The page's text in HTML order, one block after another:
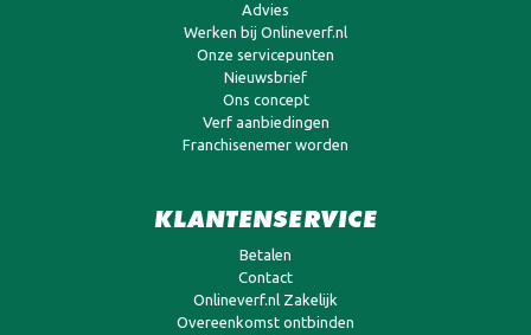
Advies
Werken bij Onlineverf.nl
Onze servicepunten
Nieuwsbrief
Ons concept
Verf aanbiedingen
Franchisenemer worden
KLANTENSERVICE
Betalen
Contact
Onlineverf.nl Zakelijk
Overeenkomst ontbinden